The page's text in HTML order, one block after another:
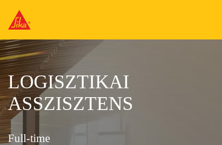
LOGISZTIKAI
ASSZISZTENS
Full-time